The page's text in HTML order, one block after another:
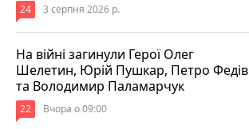
24 3 серпня 2026 р.
На війні загинули Герої Олег
Шелетин, Юрій Пушкар, Петро Федів
та Володимир Паламарчук
22 Вчора о 09:00